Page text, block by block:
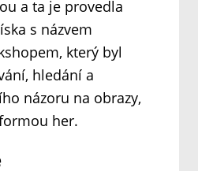
a ta je provedla
s názvem
který byl
hledání a
názoru na obrazy,
her.